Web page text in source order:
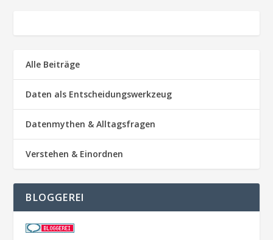
Alle Beiträge
Daten als Entscheidungswerkzeug
Datenmythen & Alltagsfragen
Verstehen & Einordnen
BLOGGEREI